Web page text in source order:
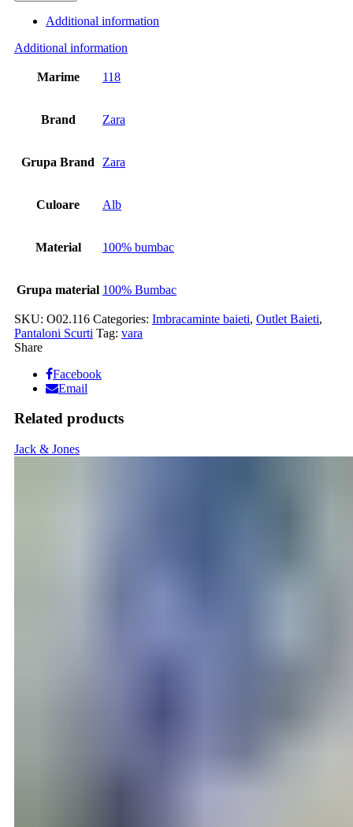
Additional information
Additional information
Marime 118
Brand Zara
Grupa Brand Zara
Culoare Alb
Material 100% bumbac
Grupa material 100% Bumbac
SKU: O02.116 Categories: Imbracaminte baieti, Outlet Baieti,
Pantaloni Scurti Tag: vara
Share
Facebook
Email
Related products
Jack & Jones